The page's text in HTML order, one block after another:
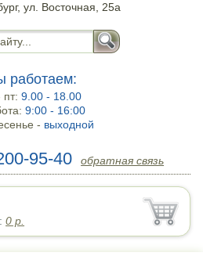
ул. Восточная, 25а
работаем:
пт:9.00 - 18.00
9:00 - 16:00
- выходной
95-40 обратная связь
0 р.